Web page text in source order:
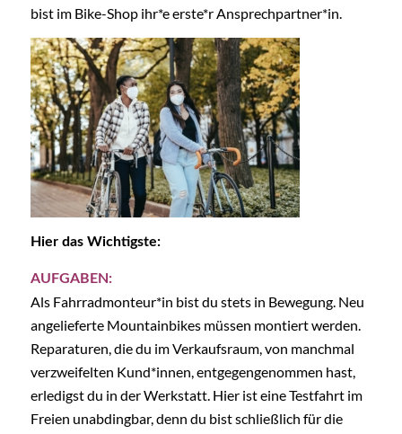
bist im Bike-Shop ihr*e erste*r Ansprechpartner*in.
Hier das Wichtigste:
AUFGABEN:
Als Fahrradmonteur*in bist du stets in Bewegung. Neu
angelieferte Mountainbikes müssen montiert werden.
Reparaturen, die du im Verkaufsraum, von manchmal
verzweifelten Kund*innen, entgegengenommen hast,
erledigst du in der Werkstatt. Hier ist eine Testfahrt im
Freien unabdingbar, denn du bist schließlich für die